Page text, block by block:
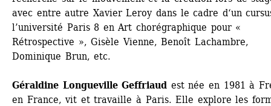
avec entre autre Xavier Leroy dans le cadre d‘un
l’université Paris 8 en Art chorégraphique pour «
Rétrospective », Gisèle Vienne, Benoît Lachambre,
Dominique Brun, etc.
Géraldine Longueville Geffriaud est née en 1981 à
en France, vit et travaille à Paris. Elle explore les